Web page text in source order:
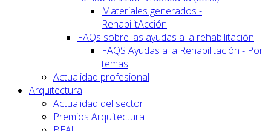
Materiales generados -
RehabilitAcción
FAQs sobre las ayudas a la rehabilitación
FAQS Ayudas a la Rehabilitación - Por
temas
Actualidad profesional
Arquitectura
Actualidad del sector
Premios Arquitectura